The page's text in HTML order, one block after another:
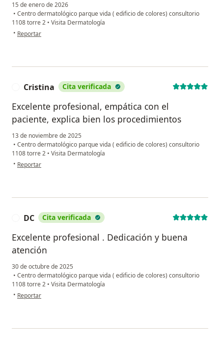
15 de enero de 2026
• Centro dermatológico parque vida ( edificio de colores) consultorio
1108 torre 2 • Visita Dermatología
• en opinión del usuario Jhovanjy franco
Reportar
Cristina Cita verificada
Excelente profesional, empática con el
paciente, explica bien los procedimientos
13 de noviembre de 2025
• Centro dermatológico parque vida ( edificio de colores) consultorio
1108 torre 2 • Visita Dermatología
• en opinión del usuario Cristina
Reportar
DC Cita verificada
Excelente profesional . Dedicación y buena
atención
30 de octubre de 2025
• Centro dermatológico parque vida ( edificio de colores) consultorio
1108 torre 2 • Visita Dermatología
• en opinión del usuario DC
Reportar